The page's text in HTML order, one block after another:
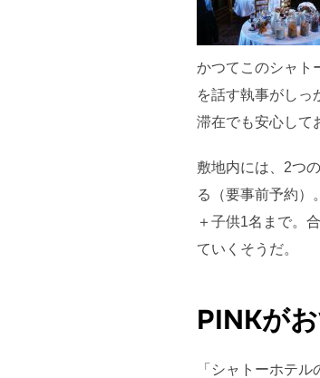
かつてこのシャト
を話す執事がしっ
滞在でも安心して
敷地内には、2つ
る（要事前予約）
＋子供1名まで。
ていくそうだ。
PINKが
「シャトーホテ